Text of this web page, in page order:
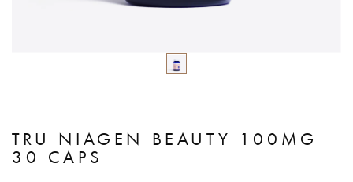
TRU NIAGEN BEAUTY 100MG
30 CAPS